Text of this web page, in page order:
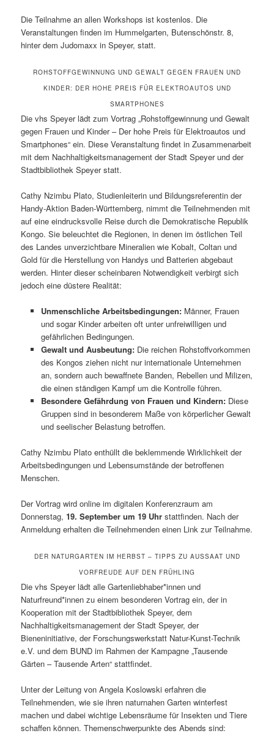
Die Teilnahme an allen Workshops ist kostenlos. Die
Veranstaltungen finden im Hummelgarten, Butenschönstr. 8,
hinter dem Judomaxx in Speyer, statt.
ROHSTOFFGEWINNUNG UND GEWALT GEGEN FRAUEN UND
KINDER: DER HOHE PREIS FÜR ELEKTROAUTOS UND
SMARTPHONES
Die vhs Speyer lädt zum Vortrag „Rohstoffgewinnung und Gewalt
gegen Frauen und Kinder – Der hohe Preis für Elektroautos und
Smartphones“ ein. Diese Veranstaltung findet in Zusammenarbeit
mit dem Nachhaltigkeitsmanagement der Stadt Speyer und der
Stadtbibliothek Speyer statt.
Cathy Nzimbu Plato, Studienleiterin und Bildungsreferentin der
Handy-Aktion Baden-Württemberg, nimmt die Teilnehmenden mit
auf eine eindrucksvolle Reise durch die Demokratische Republik
Kongo. Sie beleuchtet die Regionen, in denen im östlichen Teil
des Landes unverzichtbare Mineralien wie Kobalt, Coltan und
Gold für die Herstellung von Handys und Batterien abgebaut
werden. Hinter dieser scheinbaren Notwendigkeit verbirgt sich
jedoch eine düstere Realität:
Unmenschliche Arbeitsbedingungen:Männer, Frauen
und sogar Kinder arbeiten oft unter unfreiwilligen und
gefährlichen Bedingungen.
Gewalt und Ausbeutung:Die reichen Rohstoffvorkommen
des Kongos ziehen nicht nur internationale Unternehmen
an, sondern auch bewaffnete Banden, Rebellen und Milizen,
die einen ständigen Kampf um die Kontrolle führen.
Besondere Gefährdung von Frauen und Kindern:Diese
Gruppen sind in besonderem Maße von körperlicher Gewalt
und seelischer Belastung betroffen.
Cathy Nzimbu Plato enthüllt die beklemmende Wirklichkeit der
Arbeitsbedingungen und Lebensumstände der betroffenen
Menschen.
Der Vortrag wird online im digitalen Konferenzraum am
Donnerstag,19. September um 19 Uhr stattfinden. Nach der
Anmeldung erhalten die Teilnehmenden einen Link zur Teilnahme.
DER NATURGARTEN IM HERBST – TIPPS ZU AUSSAAT UND
VORFREUDE AUF DEN FRÜHLING
Die vhs Speyer lädt alle Gartenliebhaber*innen und
Naturfreund*innen zu einem besonderen Vortrag ein, der in
Kooperation mit der Stadtbibliothek Speyer, dem
Nachhaltigkeitsmanagement der Stadt Speyer, der
Bieneninitiative, der Forschungswerkstatt Natur-Kunst-Technik
e.V. und dem BUND im Rahmen der Kampagne „Tausende
Gärten – Tausende Arten“ stattfindet.
Unter der Leitung von Angela Koslowski erfahren die
Teilnehmenden, wie sie ihren naturnahen Garten winterfest
machen und dabei wichtige Lebensräume für Insekten und Tiere
schaffen können. Themenschwerpunkte des Abends sind: